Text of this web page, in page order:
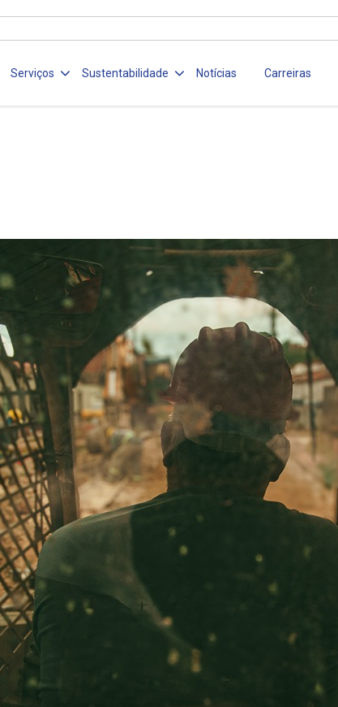
Serviços Sustentabilidade Notícias Carreiras